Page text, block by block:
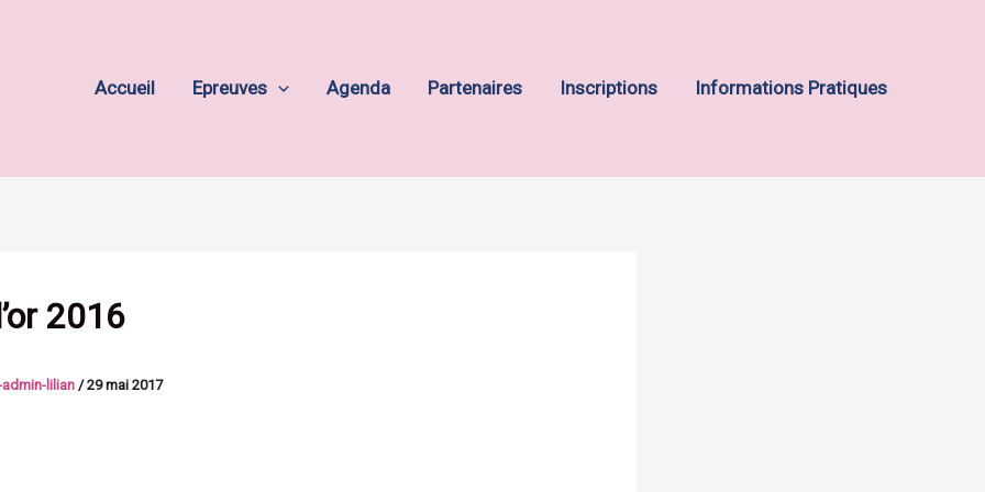
Accueil
Epreuves Agenda Partenaires Inscriptions Informations Pratiques
2016
lilian/29 mai 2017